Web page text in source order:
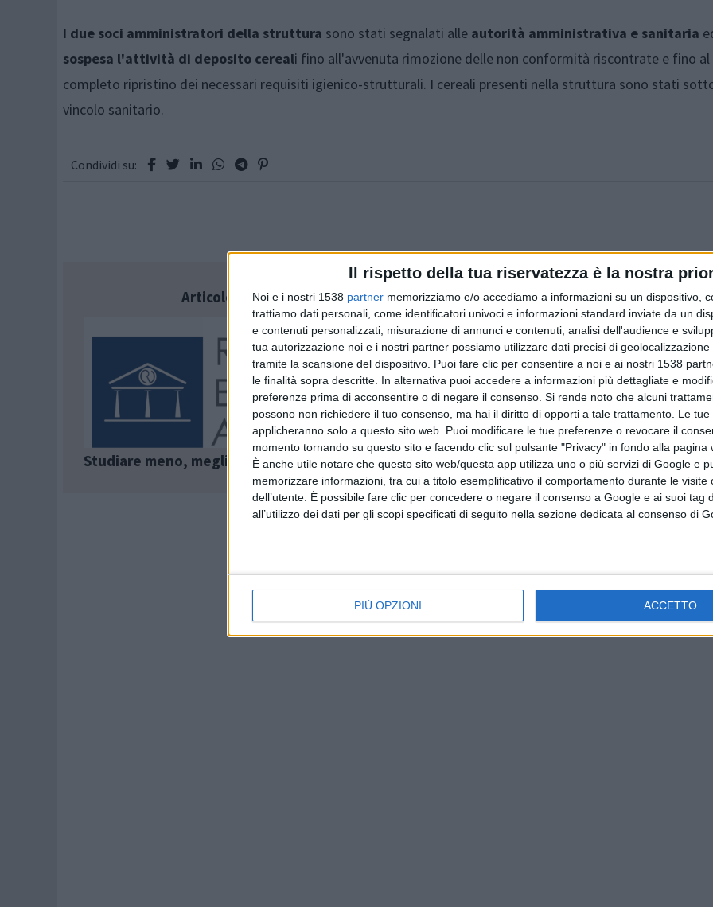
Il rispetto della tua riservatezza è la nostra
Noi e i nostri 1538 partner memorizziamo e/o accediamo a informazioni su un dispositivo,
trattiamo dati personali, come identificatori univoci e informazioni standard inviate da un
e contenuti personalizzati, misurazione di annunci e contenuti, analisi dell'audience e
tua autorizzazione noi e i nostri partner possiamo utilizzare dati precisi di
tramite la scansione del dispositivo. Puoi fare clic per consentire a noi e ai nostri 1538
le finalità sopra descritte. In alternativa puoi accedere a informazioni più dettagliate e
preferenze prima di acconsentire o di negare il consenso. Si rende noto che alcuni
possono non richiedere il tuo consenso, ma hai il diritto di opporti a tale trattamento. Le
applicheranno solo a questo sito web. Puoi modificare le tue preferenze o revocare il
momento tornando su questo sito e facendo clic sul pulsante "Privacy" in fondo alla pagina
È anche utile notare che questo sito web/questa app utilizza uno o più servizi di Google e
memorizzare informazioni, tra cui a titolo esemplificativo il comportamento durante le visite
dell’utente. È possibile fare clic per concedere o negare il consenso a Google e ai suoi tag
all’utilizzo dei dati per gli scopi specificati di seguito nella sezione dedicata al consenso di
PIÙ OPZIONI ACCETTO
I due soci amministratori della struttura sono stati segnalati alle autorità amministrativa e sanitaria
sospesa l'attività di deposito cereali fino all'avvenuta rimozione delle non conformità riscontrate e fino al
completo ripristino dei necessari requisiti igienico-strutturali. I cereali presenti nella struttura sono stati
vincolo sanitario.
Condividi su:
Articolo successivo
Studiare meno, meglio e in modo specialistico
Articolo precedente
Crolla un muro nel cantiere, operaio ferito